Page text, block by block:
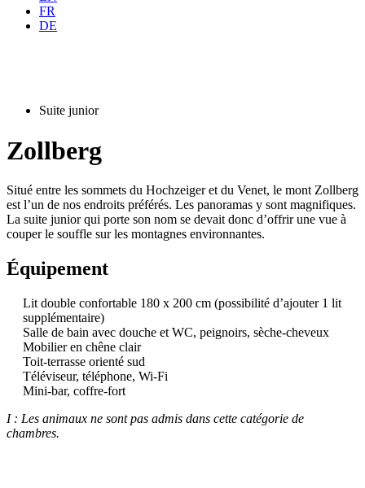
FR
DE
Suite junior
Zollberg
Situé entre les sommets du Hochzeiger et du Venet, le mont Zollberg
est l’un de nos endroits préférés. Les panoramas y sont magnifiques.
La suite junior qui porte son nom se devait donc d’offrir une vue à
couper le souffle sur les montagnes environnantes.
Équipement
Lit double confortable 180 x 200 cm (possibilité d’ajouter 1 lit
supplémentaire)
Salle de bain avec douche et WC, peignoirs, sèche-cheveux
Mobilier en chêne clair
Toit-terrasse orienté sud
Téléviseur, téléphone, Wi-Fi
Mini-bar, coffre-fort
I : Les animaux ne sont pas admis dans cette catégorie de
chambres.